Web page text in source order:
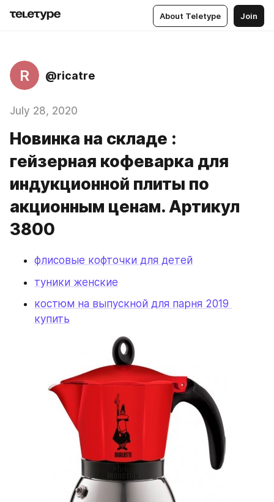
About Teletype Join
R @ricatre
July 28, 2020
Новинка на складе :
гейзерная кофеварка для
индукционной плиты по
акционным ценам. Артикул
3800
флисовые кофточки для детей
туники женские
костюм на выпускной для парня 2019
купить